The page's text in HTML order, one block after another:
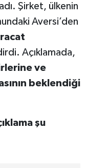
Şirket, ülkenin
Aversi’den
Açıklamada,
ve
beklendiği
şu